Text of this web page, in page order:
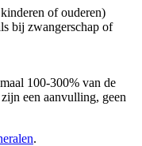
of ouderen)
bij zwangerschap of
100-300% van de
een aanvulling, geen
.